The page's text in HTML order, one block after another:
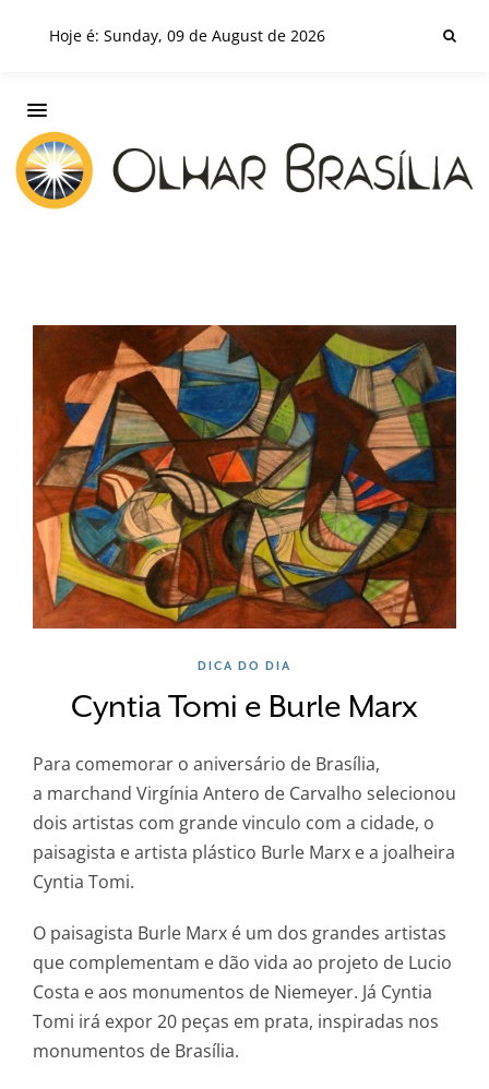
Hoje é: Sunday, 09 de August de 2026
DICA DO DIA
Cyntia Tomi e Burle Marx
Para comemorar o aniversário de Brasília,
a marchand Virgínia Antero de Carvalho selecionou
dois artistas com grande vinculo com a cidade, o
paisagista e artista plástico Burle Marx e a joalheira
Cyntia Tomi.
O paisagista Burle Marx é um dos grandes artistas
que complementam e dão vida ao projeto de Lucio
Costa e aos monumentos de Niemeyer. Já Cyntia
Tomi irá expor 20 peças em prata, inspiradas nos
monumentos de Brasília.